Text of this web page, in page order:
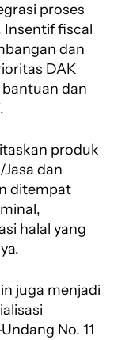
proses
Insentif fiscal
dan
DAK
dan
produk
dan
ditempat
halal yang
juga menjadi
No. 11